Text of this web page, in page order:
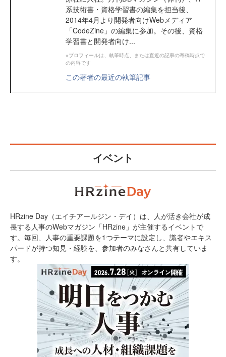
系技術書・資格学習書の編集を担当後、
2014年4月より開発者向けWebメディア
「CodeZine」の編集に参加。その後、資格
学習書と開発者向け...
※プロフィールは、執筆時点、または直近の記事の寄稿時点で
の内容です
この著者の最近の執筆記事
イベント
HRzine Day（エイチアールジン・デイ）は、人が活き会社が成
長する人事のWebマガジン「HRzine」が主催するイベントで
す。毎回、人事の重要課題を1つテーマに設定し、識者やエキス
パードが持つ知見・経験を、参加者のみなさんと共有していま
す。